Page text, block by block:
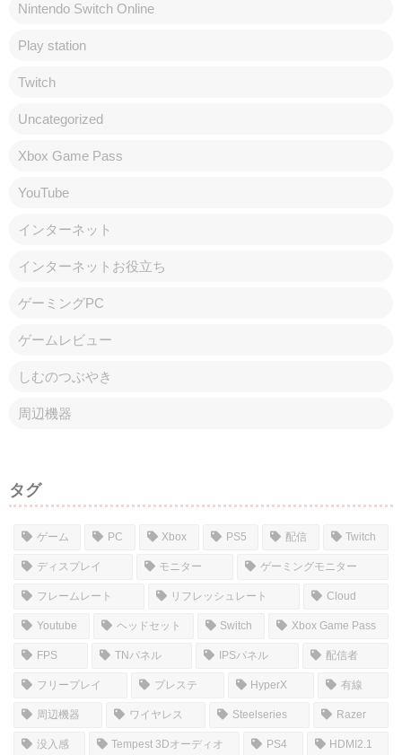
Nintendo Switch Online
Play station
Twitch
Uncategorized
Xbox Game Pass
YouTube
インターネット
インターネットお役立ち
ゲーミングPC
ゲームレビュー
しむのつぶやき
周辺機器
タグ
ゲーム PC Xbox PS5 配信 Twitch
ディスプレイ モニター ゲーミングモニター
フレームレート リフレッシュレート Cloud
Youtube ヘッドセット Switch Xbox Game Pass
FPS TNパネル IPSパネル 配信者
フリープレイ プレステ HyperX 有線
周辺機器 ワイヤレス Steelseries Razer
没入感 Tempest 3Dオーディオ PS4 HDMI2.1